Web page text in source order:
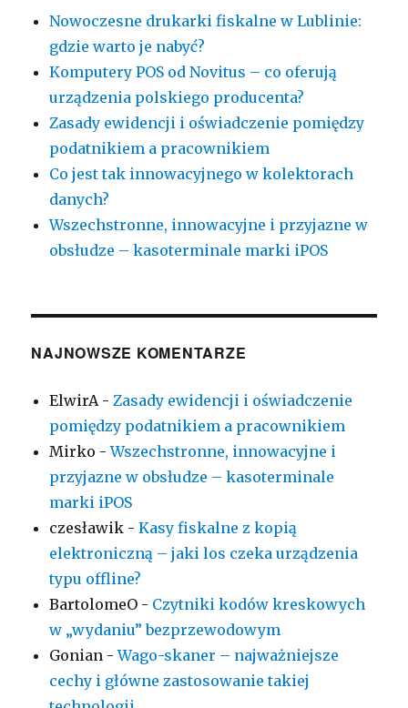
Nowoczesne drukarki fiskalne w Lublinie:
gdzie warto je nabyć?
Komputery POS od Novitus – co oferują
urządzenia polskiego producenta?
Zasady ewidencji i oświadczenie pomiędzy
podatnikiem a pracownikiem
Co jest tak innowacyjnego w kolektorach
danych?
Wszechstronne, innowacyjne i przyjazne w
obsłudze – kasoterminale marki iPOS
NAJNOWSZE KOMENTARZE
ElwirA-Zasady ewidencji i oświadczenie
pomiędzy podatnikiem a pracownikiem
Mirko -Wszechstronne, innowacyjne i
przyjazne w obsłudze – kasoterminale
marki iPOS
czesławik -Kasy fiskalne z kopią
elektroniczną – jaki los czeka urządzenia
typu offline?
BartolomeO - Czytniki kodów kreskowych
w „wydaniu” bezprzewodowym
Gonian -Wago-skaner – najważniejsze
cechy i główne zastosowanie takiej